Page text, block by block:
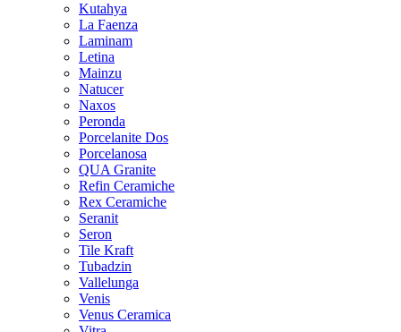
Kutahya
La Faenza
Laminam
Letina
Mainzu
Natucer
Naxos
Peronda
Porcelanite Dos
Porcelanosa
QUA Granite
Refin Ceramiche
Rex Ceramiche
Seranit
Seron
Tile Kraft
Tubadzin
Vallelunga
Venis
Venus Ceramica